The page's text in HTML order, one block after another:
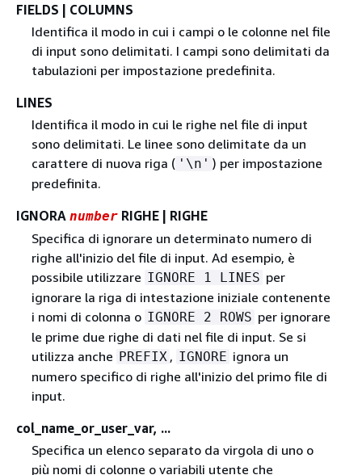
FIELDS | COLUMNS
Identifica il modo in cui i campi o le colonne nel file
di input sono delimitati. I campi sono delimitati da
tabulazioni per impostazione predefinita.
LINES
Identifica il modo in cui le righe nel file di input
sono delimitati. Le linee sono delimitate da un
carattere di nuova riga ( '\n' ) per impostazione
predefinita.
IGNORA number RIGHE | RIGHE
Specifica di ignorare un determinato numero di
righe all'inizio del file di input. Ad esempio, è
possibile utilizzare IGNORE 1 LINES per
ignorare la riga di intestazione iniziale contenente
i nomi di colonna o IGNORE 2 ROWS per ignorare
le prime due righe di dati nel file di input. Se si
utilizza anche PREFIX , IGNORE ignora un
numero specifico di righe all'inizio del primo file di
input.
col_name_or_user_var, ...
Specifica un elenco separato da virgola di uno o
più nomi di colonne o variabili utente che